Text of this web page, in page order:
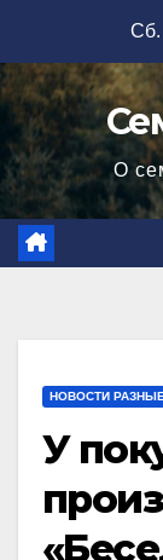
содержимому
Сб.
О
НОВОСТИ
У